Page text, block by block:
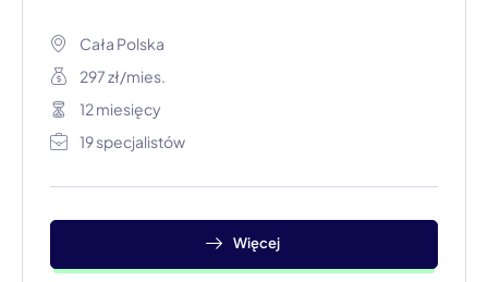
Cała Polska
297 zł/mies.
12 miesięcy
19 specjalistów
Więcej